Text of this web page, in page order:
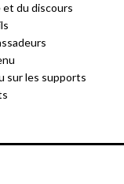
et du discours
sur les supports